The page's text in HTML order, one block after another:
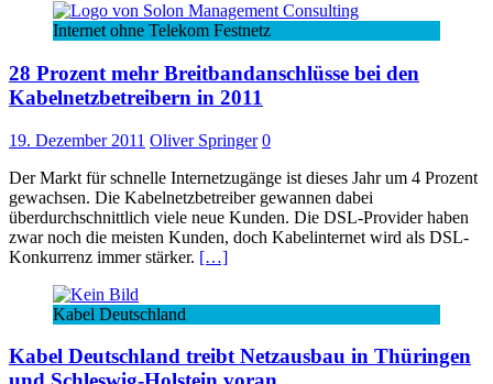
Internet ohne Telekom Festnetz
28 Prozent mehr Breitbandanschlüsse bei den
Kabelnetzbetreibern in 2011
19. Dezember 2011 Oliver Springer 0
Der Markt für schnelle Internetzugänge ist dieses Jahr um 4 Prozent
gewachsen. Die Kabelnetzbetreiber gewannen dabei
überdurchschnittlich viele neue Kunden. Die DSL-Provider haben
zwar noch die meisten Kunden, doch Kabelinternet wird als DSL-
Konkurrenz immer stärker. […]
Kabel Deutschland
Kabel Deutschland treibt Netzausbau in Thüringen